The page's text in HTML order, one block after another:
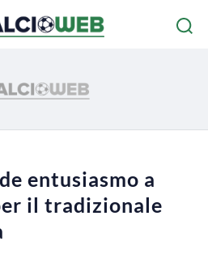
entusiasmo a
il tradizionale